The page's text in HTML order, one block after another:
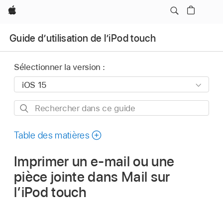
Apple
Guide d’utilisation de l’iPod touch
Sélectionner la version :
Rechercher
ce
Table des matières
Imprimer un e-mail ou une
pièce jointe dans Mail sur
l’iPod touch